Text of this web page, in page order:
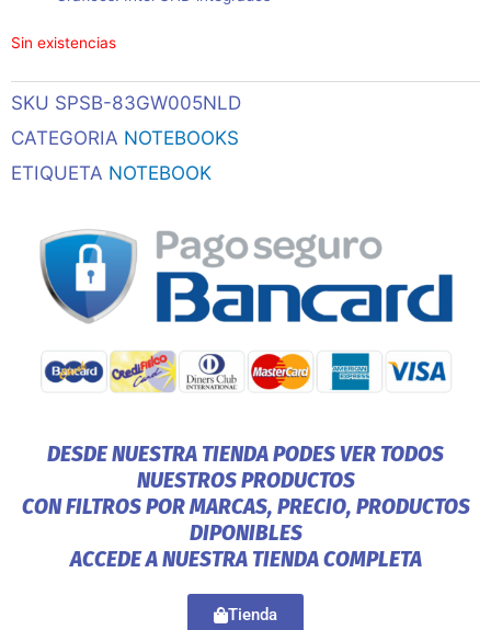
Sin existencias
SKU SPSB-83GW005NLD
CATEGORIA NOTEBOOKS
ETIQUETA NOTEBOOK
DESDE NUESTRA TIENDA PODES VER TODOS
NUESTROS PRODUCTOS
CON FILTROS POR MARCAS, PRECIO, PRODUCTOS
DIPONIBLES
ACCEDE A NUESTRA TIENDA COMPLETA
Tienda